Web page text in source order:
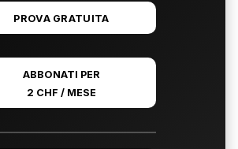
PROVA GRATUITA
ABBONATI PER
2 CHF / MESE